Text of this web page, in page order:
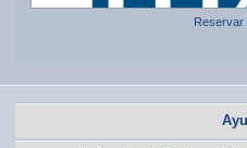
Reservar